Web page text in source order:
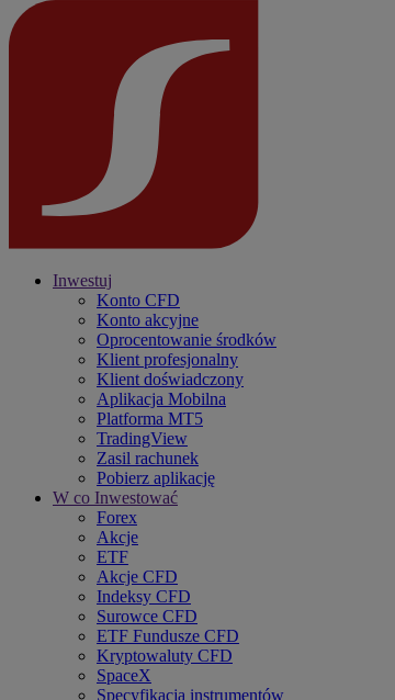
Inwestuj
Konto CFD
Konto akcyjne
Oprocentowanie środków
Klient profesjonalny
Klient doświadczony
Aplikacja Mobilna
Platforma MT5
TradingView
Zasil rachunek
Pobierz aplikację
W co Inwestować
Forex
Akcje
ETF
Akcje CFD
Indeksy CFD
Surowce CFD
ETF Fundusze CFD
Kryptowaluty CFD
SpaceX
Specyfikacja instrumentów